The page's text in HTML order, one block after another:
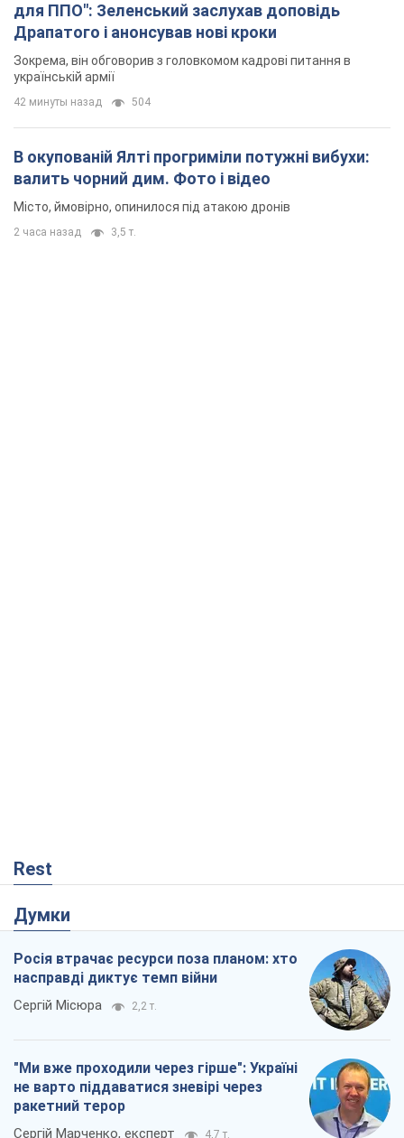
для ППО": Зеленський заслухав доповідь
Драпатого і анонсував нові кроки
Зокрема, він обговорив з головкомом кадрові питання в
українській армії
42 минуты назад 504
В окупованій Ялті прогриміли потужні вибухи:
валить чорний дим. Фото і відео
Місто, ймовірно, опинилося під атакою дронів
2 часа назад 3,5 т.
Rest
Думки
Росія втрачає ресурси поза планом: хто
насправді диктує темп війни
Сергій Місюра 2,2 т.
"Ми вже проходили через гірше": Україні
не варто піддаватися зневірі через
ракетний терор
Сергій Марченко, експерт 4,7 т.